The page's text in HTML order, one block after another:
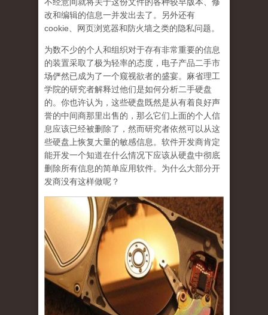
改和编辑的信息一并发出去了。另外还有
cookie、网页浏览器和防火墙之类的隐私问题。
为数不少的个人和组织对于存有非常重要的信息
的装置采取了极为轻率的态度，电子产品二手市
场俨然已成为了一个窥视欲者的盛宴。麻省理工
学院的研究者解释过他们是如何分析二手硬盘
的。你也许认为，这些硬盘既然是从有着良好声
誉的中间商那里出售的，那么它们上面的个人信
息应该已经被删除了，然而研究者依然可以从这
些硬盘上恢复大量的敏感信息。软件开发商肯定
能开发一个知道在什么情况下应该从硬盘中彻底
删除所有信息的简单应用软件。为什么大部分开
发商没有这样做呢？